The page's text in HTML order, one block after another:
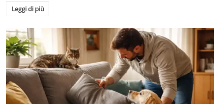
Leggi di più